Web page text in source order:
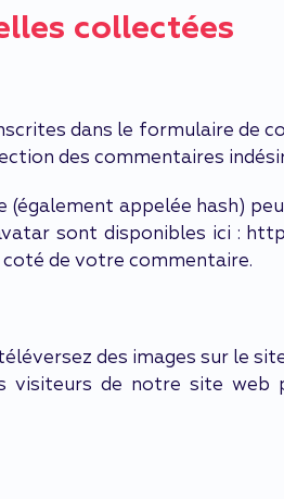
collectées
dans le formulaire de
des commentaires
appelée hash)
sont disponibles ici :
de votre commentaire.
des images sur le
visiteurs de notre site